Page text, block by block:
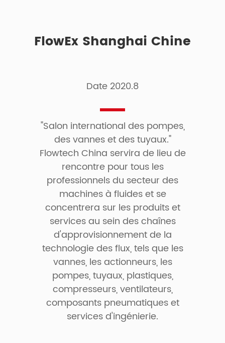
FlowEx Shanghai Chine
Date 2020.8
"Salon international des pompes,
des vannes et des tuyaux."
Flowtech China servira de lieu de
rencontre pour tous les
professionnels du secteur des
machines à fluides et se
concentrera sur les produits et
services au sein des chaînes
d'approvisionnement de la
technologie des flux, tels que les
vannes, les actionneurs, les
pompes, tuyaux, plastiques,
compresseurs, ventilateurs,
composants pneumatiques et
services d'ingénierie.